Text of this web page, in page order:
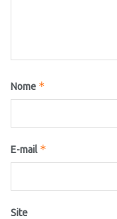
Nome *
E-mail *
Site